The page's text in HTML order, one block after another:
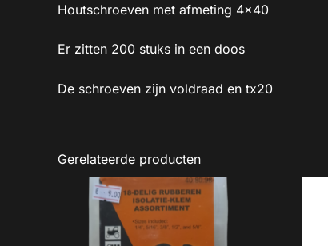
Houtschroeven met afmeting 4×40
Er zitten 200 stuks in een doos
De schroeven zijn voldraad en tx20
Gerelateerde producten